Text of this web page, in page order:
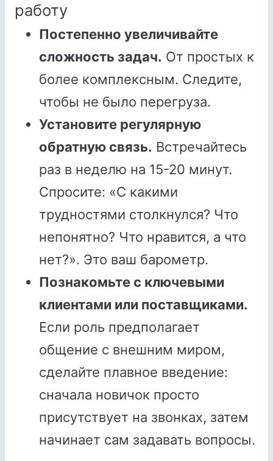
работу
Постепенно увеличивайте
сложность задач. От простых к
более комплексным. Следите,
чтобы не было перегруза.
Установите регулярную
обратную связь. Встречайтесь
раз в неделю на 15-20 минут.
Спросите: «С какими
трудностями столкнулся? Что
непонятно? Что нравится, а что
нет?». Это ваш барометр.
Познакомьте с ключевыми
клиентами или поставщиками.
Если роль предполагает
общение с внешним миром,
сделайте плавное введение:
сначала новичок просто
присутствует на звонках, затем
начинает сам задавать вопросы.